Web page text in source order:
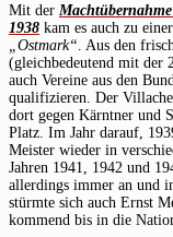
Mit der
1938 kam es auch zu
„Ostmark“ . Aus den
(gleichbedeutend mit der
auch Vereine aus den
qualifizieren. Der
dort gegen Kärntner und
Platz. Im Jahr darauf,
Meister wieder in
Jahren 1941, 1942 und
allerdings immer an und
stürmte sich auch Ernst
kommend bis in die